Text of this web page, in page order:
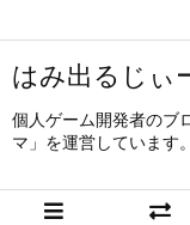
はみ出るじぃ
個人ゲーム開発者のブ
マ」を運営しています。